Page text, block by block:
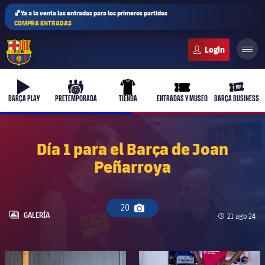
🏀Ya a la venta las entradas para los primeros partidos
COMPRA ENTRADAS
b-play
BARÇA PLAY
culers-ball
PRETEMPORADA
uniform
TIENDA
ticket-full
ENTRADAS Y MUSEO
ticket-
BARÇA BUSINESS
Día 1 para el Barça de Joan
Peñarroya
20
Icono de cámara
LABEL.ARIA.GALLERY
GALERÍA Fecha de
21 ago 24
FC Barcelona club badge FC Barcelona club badge